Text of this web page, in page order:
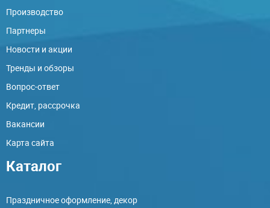
Производство
Партнеры
Новости и акции
Тренды и обзоры
Вопрос-ответ
Кредит, рассрочка
Вакансии
Карта сайта
Каталог
Праздничное оформление, декор